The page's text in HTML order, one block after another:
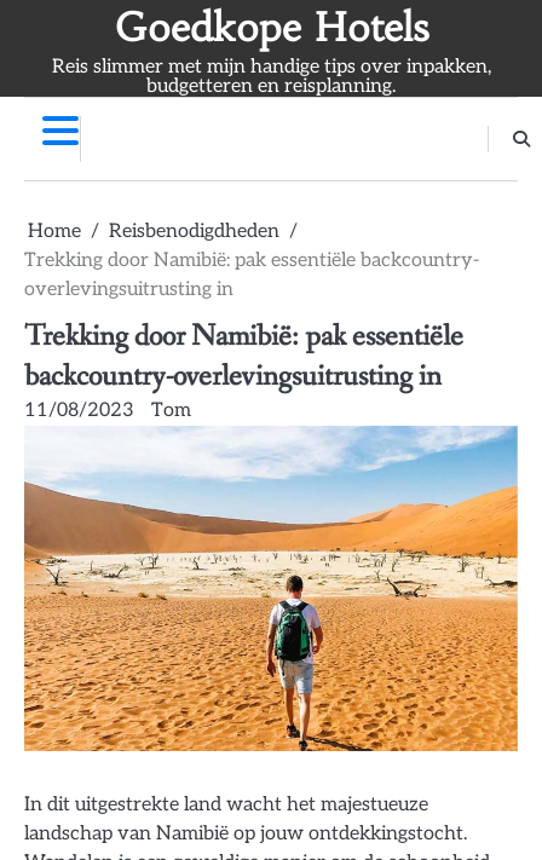
content
Goedkope Hotels
Reis slimmer met mijn handige tips over inpakken,
budgetteren en reisplanning.
Home
Reisbenodigdheden
Trekking door Namibië: pak essentiële backcountry-
overlevingsuitrusting in
Trekking door Namibië: pak essentiële
backcountry-overlevingsuitrusting in
11/08/2023 Tom
In dit uitgestrekte land wacht het majestueuze
landschap van Namibië op jouw ontdekkingstocht.